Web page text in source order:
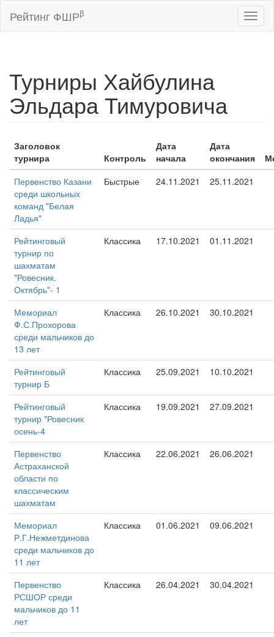
Рейтинг ФШРβ
Турниры Хайбулина
Эльдара Тимуровича
Заголовок
турнира
Контроль
Дата
начала
Дата
окончания
Первенство Казани
среди школьных
команд "Белая
Ладья"
Быстрые 24.11.2021 25.11.2021
Рейтинговый
турнир по
шахматам
"Ровесник.
Октябрь"- 1
Классика 17.10.2021 01.11.2021
Мемориал
Ф.С.Прохорова
среди мальчиков до
13 лет
Классика 26.10.2021 30.10.2021
Рейтинговый
турнир Б
Классика 25.09.2021 10.10.2021
Рейтинговый
турнир "Ровесник
осень-4
Классика 19.09.2021 27.09.2021
Первенство
Астраханской
области по
классическим
шахматам
Классика 22.06.2021 26.06.2021
Мемориал
Р.Г.Нежметдинова
среди мальчиков до
11 лет
Классика 01.06.2021 09.06.2021
Первенство
РСШОР среди
мальчиков до 11
лет
Классика 26.04.2021 30.04.2021